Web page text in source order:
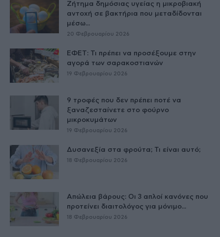
Ζήτημα δημόσιας υγείας η μικροβιακή
αντοχή σε βακτήρια που μεταδίδονται
μέσω...
20 Φεβρουαρίου 2026
ΕΦΕΤ: Τι πρέπει να προσέξουμε στην
αγορά των σαρακοστιανών
19 Φεβρουαρίου 2026
9 τροφές που δεν πρέπει ποτέ να
ξαναζεσταίνετε στο φούρνο
μικροκυμάτων
19 Φεβρουαρίου 2026
Δυσανεξία στα φρούτα; Τι είναι αυτό;
18 Φεβρουαρίου 2026
Απώλεια βάρους: Οι 3 απλοί κανόνες που
προτείνει διαιτολόγος για μόνιμο...
18 Φεβρουαρίου 2026